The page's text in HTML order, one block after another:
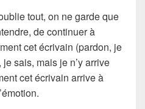
tout, on ne garde que
de continuer à
cetécrivain (pardon, je
sais, mais je n’y arrive
cet écrivain arrive à
émotion.